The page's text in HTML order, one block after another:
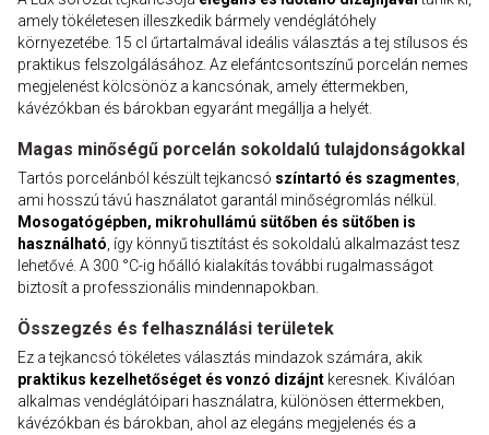
amely tökéletesen illeszkedik bármely vendéglátóhely
környezetébe. 15 cl űrtartalmával ideális választás a tej stílusos és
praktikus felszolgálásához. Az elefántcsontszínű porcelán nemes
megjelenést kölcsönöz a kancsónak, amely éttermekben,
kávézókban és bárokban egyaránt megállja a helyét.
Magas minőségű porcelán sokoldalú tulajdonságokkal
Tartós porcelánból készült tejkancsó színtartó és szagmentes
ami hosszú távú használatot garantál minőségromlás nélkül.
Mosogatógépben, mikrohullámú sütőben és sütőben is
használható , így könnyű tisztítást és sokoldalú alkalmazást tesz
lehetővé. A 300 °C-ig hőálló kialakítás további rugalmasságot
biztosít a professzionális mindennapokban.
Összegzés és felhasználási területek
Ez a tejkancsó tökéletes választás mindazok számára, akik
praktikus kezelhetőséget és vonzó dizájnt keresnek. Kiválóan
alkalmas vendéglátóipari használatra, különösen éttermekben,
kávézókban és bárokban, ahol az elegáns megjelenés és a